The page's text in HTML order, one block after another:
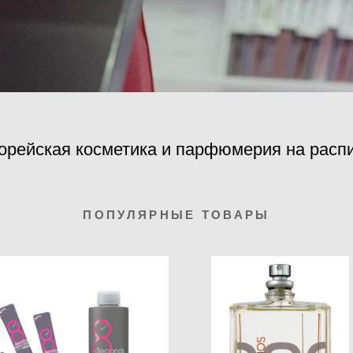
косметика и парфюмерия на
ПОПУЛЯРНЫЕ ТОВАРЫ